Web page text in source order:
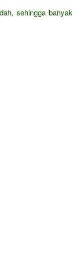
sehingga banyak